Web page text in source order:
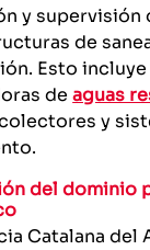
y supervisión
de
Esto
deaguas
y
del dominio
Catalana del